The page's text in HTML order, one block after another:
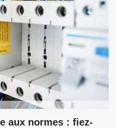
aux normes : fiez-